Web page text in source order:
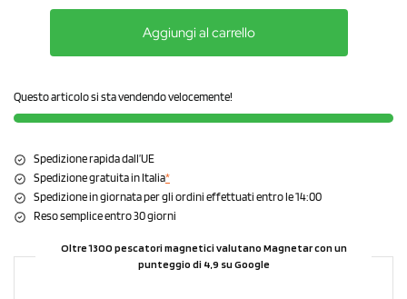
Aggiungi al carrello
Questo articolo si sta vendendo velocemente!
Spedizione rapida dall’UE
Spedizione gratuita in Italia*
Spedizione in giornata per gli ordini effettuati entro le 14:00
Reso semplice entro 30 giorni
Oltre 1300 pescatori magnetici valutano Magnetar con un
punteggio di 4,9 su Google